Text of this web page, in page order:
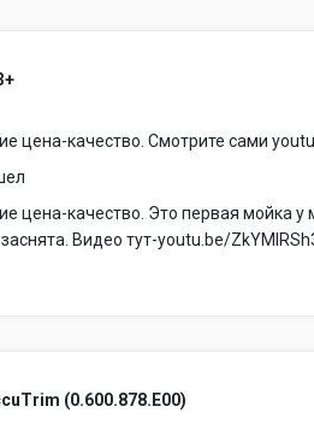
цена-качество. Смотрите сами
цена-качество. Это первая мойка у
Видео тут-youtu.be/
(0.600.878.E00)